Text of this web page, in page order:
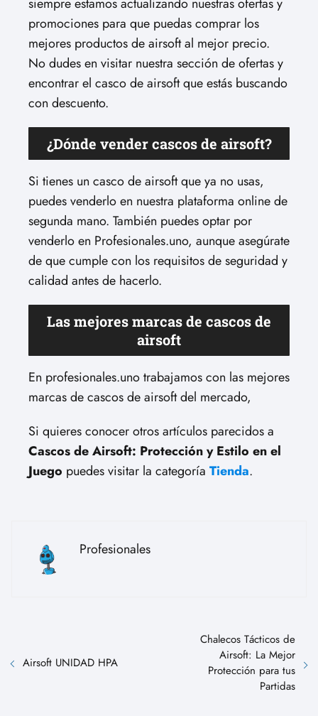
promociones para que puedas comprar los
mejores productos de airsoft al mejor precio.
No dudes en visitar nuestra sección de ofertas y
encontrar el casco de airsoft que estás buscando
con descuento.
¿Dónde vender cascos de airsoft?
Si tienes un casco de airsoft que ya no usas,
puedes venderlo en nuestra plataforma online de
segunda mano. También puedes optar por
venderlo en Profesionales.uno, aunque asegúrate
de que cumple con los requisitos de seguridad y
calidad antes de hacerlo.
Las mejores marcas de cascos de
airsoft
En profesionales.uno trabajamos con las mejores
marcas de cascos de airsoft del mercado,
Si quieres conocer otros artículos parecidos a
Cascos de Airsoft: Protección y Estilo en el
Juego puedes visitar la categoría Tienda.
Profesionales
Airsoft UNIDAD HPA
Chalecos Tácticos de
Airsoft: La Mejor
Protección para tus
Partidas